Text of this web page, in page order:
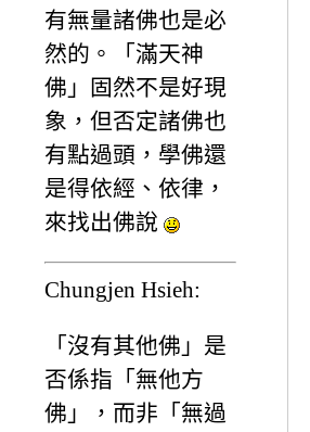
有無量諸佛也是必
然的。「滿天神
佛」固然不是好現
象，但否定諸佛也
有點過頭，學佛還
是得依經、依律，
來找出佛說
Chungjen Hsieh:
「沒有其他佛」是
否係指「無他方
佛」，而非「無過